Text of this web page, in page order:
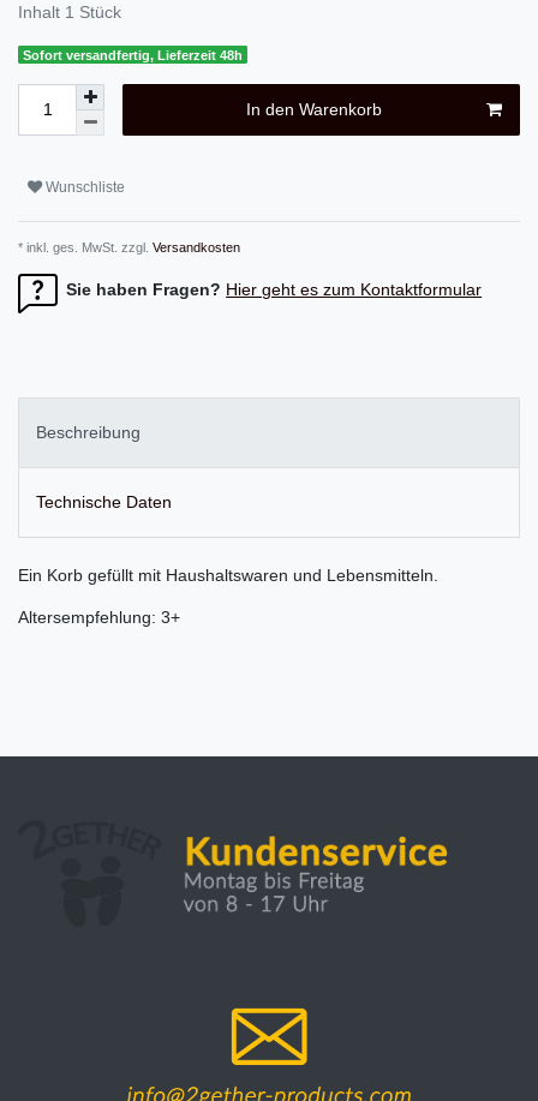
Inhalt 1 Stück
Sofort versandfertig, Lieferzeit 48h
In den Warenkorb
Wunschliste
* inkl. ges. MwSt. zzgl. Versandkosten
Sie haben Fragen? Hier geht es zum Kontaktformular
Beschreibung
Technische Daten
Ein Korb gefüllt mit Haushaltswaren und Lebensmitteln.
Altersempfehlung: 3+